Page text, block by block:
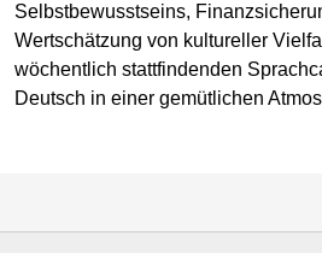
Selbstbewusstseins,
Wertschätzung von kultureller
wöchentlich stattfindenden
Deutsch in einer gemütlichen